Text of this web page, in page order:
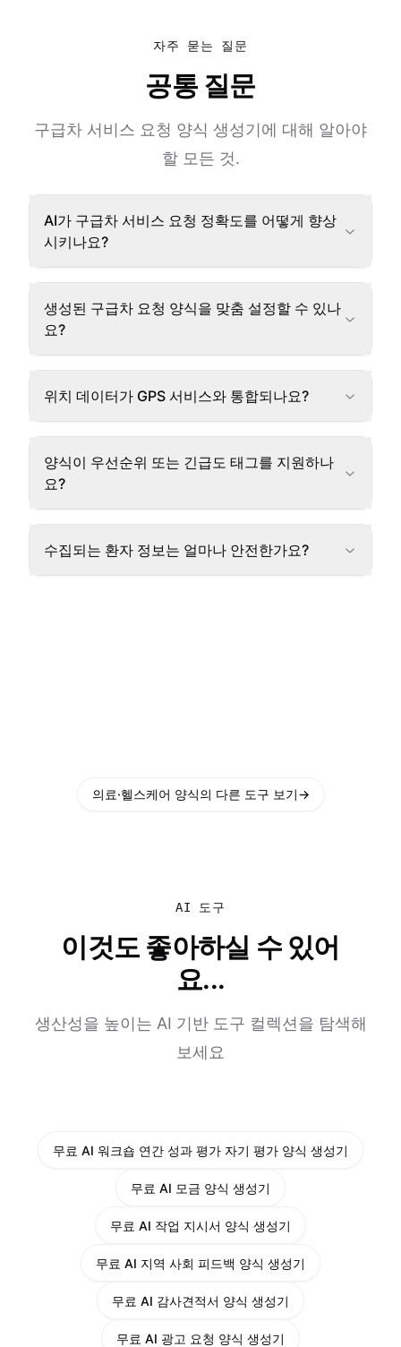
자주 묻는 질문
공통 질문
구급차 서비스 요청 양식 생성기에 대해 알아야
할 모든 것.
AI가 구급차 서비스 요청 정확도를 어떻게 향상
시키나요?
생성된 구급차 요청 양식을 맞춤 설정할 수 있나
요?
위치 데이터가 GPS 서비스와 통합되나요?
양식이 우선순위 또는 긴급도 태그를 지원하나
요?
수집되는 환자 정보는 얼마나 안전한가요?
의료·헬스케어 양식의 다른 도구 보기→
AI 도구
이것도 좋아하실 수 있어
요...
생산성을 높이는 AI 기반 도구 컬렉션을 탐색해
보세요
무료 AI 워크숍 연간 성과 평가 자기 평가 양식 생성기
무료 AI 모금 양식 생성기
무료 AI 작업 지시서 양식 생성기
무료 AI 지역 사회 피드백 양식 생성기
무료 AI 감사견적서 양식 생성기
무료 AI 광고 요청 양식 생성기